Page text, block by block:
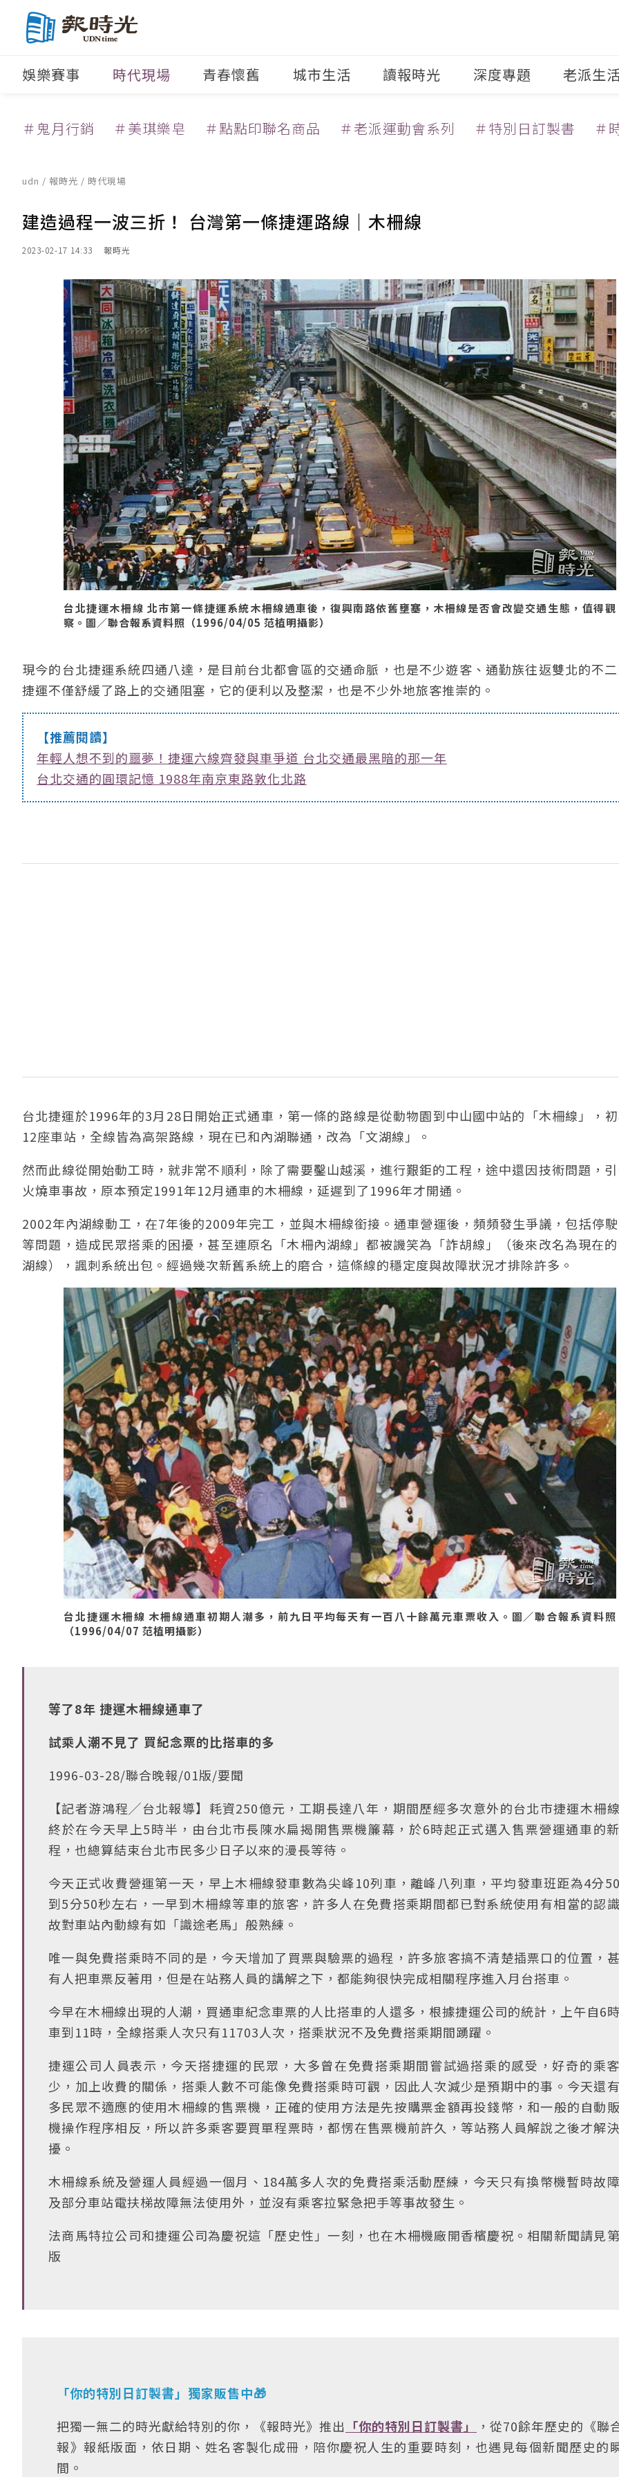
娛樂賽事 時代現場 青春懷舊 城市生活 讀報時光 深度專題 老派生
＃鬼月行銷 ＃美琪樂皂 ＃點點印聯名商品 ＃老派運動會系列 ＃特別日訂製書 ＃
udn / 報時光 / 時代現場
建造過程一波三折！ 台灣第一條捷運路線｜木柵線
2023-02-17 14:33 報時光
台北捷運木柵線 北市第一條捷運系統木柵線通車後，復興南路依舊壅塞，木柵線是否會改變交通生態，值得觀
察。圖／聯合報系資料照（1996/04/05 范植明攝影）
現今的台北捷運系統四通八達，是目前台北都會區的交通命脈，也是不少遊客、通勤族往返雙北的不
捷運不僅舒緩了路上的交通阻塞，它的便利以及整潔，也是不少外地旅客推崇的。
【推薦閱讀】
年輕人想不到的噩夢！捷運六線齊發與車爭道 台北交通最黑暗的那一年
台北交通的圓環記憶 1988年南京東路敦化北路
台北捷運於1996年的3月28日開始正式通車，第一條的路線是從動物園到中山國中站的「木柵線」，
12座車站，全線皆為高架路線，現在已和內湖聯通，改為「文湖線」。
然而此線從開始動工時，就非常不順利，除了需要鑿山越溪，進行艱鉅的工程，途中還因技術問題，
火燒車事故，原本預定1991年12月通車的木柵線，延遲到了1996年才開通。
2002年內湖線動工，在7年後的2009年完工，並與木柵線銜接。通車營運後，頻頻發生爭議，包括停
等問題，造成民眾搭乘的困擾，甚至連原名「木柵內湖線」都被譏笑為「詐胡線」（後來改名為現在
湖線），諷刺系統出包。經過幾次新舊系統上的磨合，這條線的穩定度與故障狀況才排除許多。
台北捷運木柵線 木柵線通車初期人潮多，前九日平均每天有一百八十餘萬元車票收入。圖／聯合報系資料照
（1996/04/07 范植明攝影）
等了8年 捷運木柵線通車了
試乘人潮不見了 買紀念票的比搭車的多
1996-03-28/聯合晚報/01版/要聞
【記者游鴻程╱台北報導】耗資250億元，工期長達八年，期間歷經多次意外的台北市捷運木柵
終於在今天早上5時半，由台北市長陳水扁揭開售票機簾幕，於6時起正式邁入售票營運通車的
程，也總算結束台北市民多少日子以來的漫長等待。
今天正式收費營運第一天，早上木柵線發車數為尖峰10列車，離峰八列車，平均發車班距為4分
到5分50秒左右，一早到木柵線等車的旅客，許多人在免費搭乘期間都已對系統使用有相當的認
故對車站內動線有如「識途老馬」般熟練。
唯一與免費搭乘時不同的是，今天增加了買票與驗票的過程，許多旅客搞不清楚插票口的位置，
有人把車票反著用，但是在站務人員的講解之下，都能夠很快完成相關程序進入月台搭車。
今早在木柵線出現的人潮，買通車紀念車票的人比搭車的人還多，根據捷運公司的統計，上午自6
車到11時，全線搭乘人次只有11703人次，搭乘狀況不及免費搭乘期間踴躍。
捷運公司人員表示，今天搭捷運的民眾，大多曾在免費搭乘期間嘗試過搭乘的感受，好奇的乘
少，加上收費的關係，搭乘人數不可能像免費搭乘時可觀，因此人次減少是預期中的事。今天還
多民眾不適應的使用木柵線的售票機，正確的使用方法是先按購票金額再投錢幣，和一般的自動
機操作程序相反，所以許多乘客要買單程票時，都愣在售票機前許久，等站務人員解說之後才解
擾。
木柵線系統及營運人員經過一個月、184萬多人次的免費搭乘活動歷練，今天只有換幣機暫時故
及部分車站電扶梯故障無法使用外，並沒有乘客拉緊急把手等事故發生。
法商馬特拉公司和捷運公司為慶祝這「歷史性」一刻，也在木柵機廠開香檳慶祝。相關新聞請見
版
「你的特別日訂製書」獨家販售中🎁
把獨一無二的時光獻給特別的你，《報時光》推出 「你的特別日訂製書」
，從70餘年歷史的《聯
報》報紙版面，依日期、姓名客製化成冊，陪你慶祝人生的重要時刻，也遇見每個新聞歷史的
間。